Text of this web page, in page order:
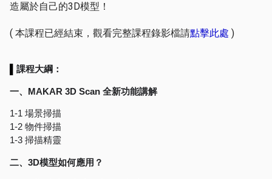
造屬於自己的3D模型！
( 本課程已經結束，觀看完整課程錄影檔請點擊此處 )
課程大綱：
一、MAKAR 3D Scan 全新功能講解
1-1 場景掃描
1-2 物件掃描
1-3 掃描精靈
二、3D模型如何應用？